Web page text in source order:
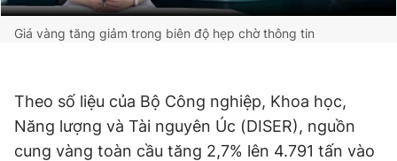
Giá vàng tăng giảm trong biên độ hẹp chờ thông tin
Theo số liệu của Bộ Công nghiệp, Khoa học,
Năng lượng và Tài nguyên Úc (DISER), nguồn
cung vàng toàn cầu tăng 2,7% lên 4.791 tấn vào